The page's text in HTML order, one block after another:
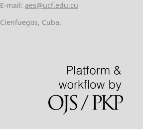
E-mail: aes@ucf.edu.cu
Cienfuegos, Cuba.